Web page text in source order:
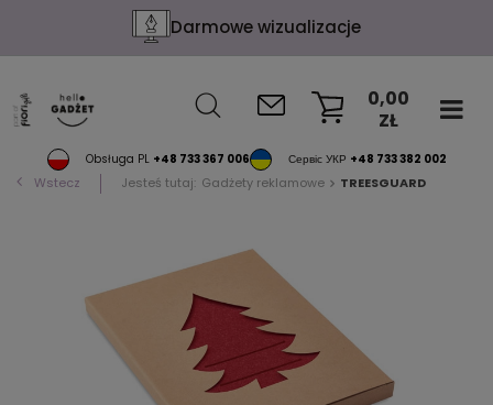
Darmowe wizualizacje
Obsługa PL +48 733 367 006 Сервіс УКР +48 733 382 002
0,00
ZŁ
Wstecz Jesteś tutaj: Gadżety reklamowe TREESGUARD